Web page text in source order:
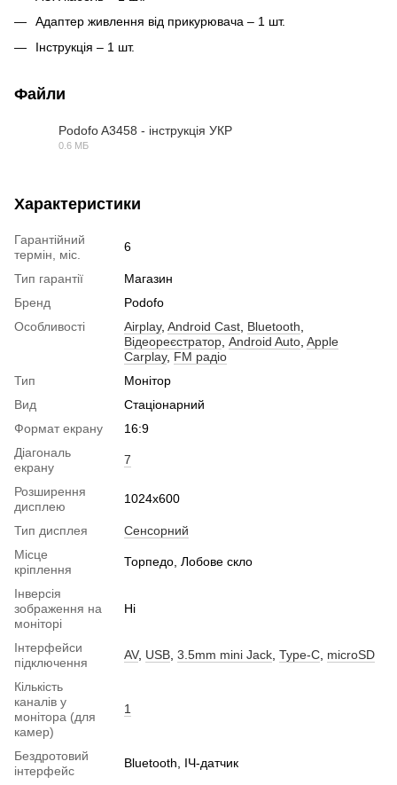
Адаптер живлення від прикурювача – 1 шт.
Інструкція – 1 шт.
Файли
Podofo A3458 - інструкція УКР
0.6 МБ
Характеристики
Гарантійний
термін, міс.
6
Тип гарантії
Магазин
Бренд
Podofo
Особливості
Airplay, Android Cast Bluetooth
Відеореєстратор Android Auto Apple
Carplay, FM радіо
Тип
Монітор
Вид
Стаціонарний
Формат екрану
16:9
Діагональ
екрану
7
Розширення
дисплею
1024x600
Тип дисплея
Сенсорний
Місце
кріплення
Торпедо, Лобове скло
Інверсія
зображення на
моніторі
Ні
Інтерфейси
підключення
AV, USB 3.5mm mini Jack Type-C microSD
Кількість
каналів у
монітора (для
камер)
1
Бездротовий
інтерфейс
Bluetooth, ІЧ-датчик